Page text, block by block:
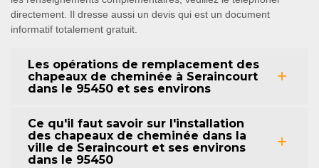
directement. Il dresse aussi un devis qui est un document
informatif totalement gratuit.
Les opérations de remplacement des
chapeaux de cheminée à Seraincourt
dans le 95450 et ses environs
Ce qu'il faut savoir sur l'installation
des chapeaux de cheminée dans la
ville de Seraincourt et ses environs
dans le 95450